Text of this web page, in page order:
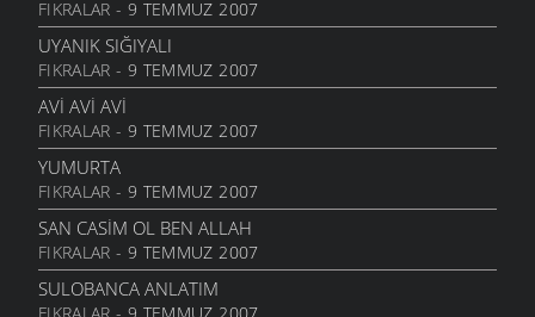
BINAN XAM ZANMIŞ
25 AĞUSTOS 2006
KIMIN
25 AĞUSTOS 2006
İBDIN ETMA
25 AĞUSTOS 2006
GOTUNA BAHMIYER
25 AĞUSTOS 2006
SIYASILERE ITHAF
22 AĞUSTOS 2006
FIKRALAR - 9 TEMMUZ 2007
UYANIK SIĞIYALI
FIKRALAR - 9 TEMMUZ 2007
AVI AVI AVI
FIKRALAR - 9 TEMMUZ 2007
YUMURTA
FIKRALAR - 9 TEMMUZ 2007
SAN CASIM OL BEN ALLAH
FIKRALAR - 9 TEMMUZ 2007
SULOBANCA ANLATIM